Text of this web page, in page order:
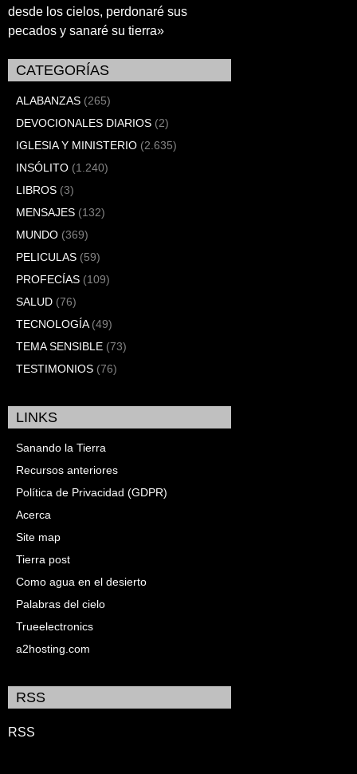
desde los cielos, perdonaré sus
pecados y sanaré su tierra»
CATEGORÍAS
ALABANZAS (265)
DEVOCIONALES DIARIOS (2)
IGLESIA Y MINISTERIO (2.635)
INSÓLITO (1.240)
LIBROS (3)
MENSAJES (132)
MUNDO (369)
PELICULAS (59)
PROFECÍAS (109)
SALUD (76)
TECNOLOGÍA(49)
TEMA SENSIBLE (73)
TESTIMONIOS (76)
LINKS
Sanando la Tierra
Recursos anteriores
Política de Privacidad (GDPR)
Acerca
Site map
Tierra post
Como agua en el desierto
Palabras del cielo
Trueelectronics
a2hosting.com
RSS
RSS